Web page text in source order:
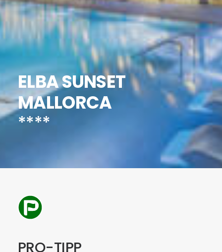
ELBA SUNSET
MALLORCA
****
PRO-TIPP